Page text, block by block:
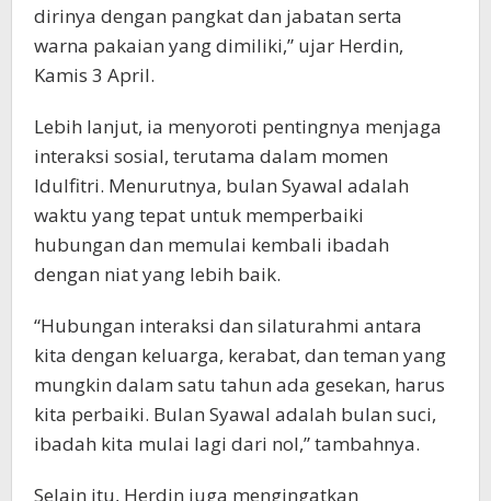
dirinya dengan pangkat dan jabatan serta
warna pakaian yang dimiliki,” ujar Herdin,
Kamis 3 April.
Lebih lanjut, ia menyoroti pentingnya menjaga
interaksi sosial, terutama dalam momen
Idulfitri. Menurutnya, bulan Syawal adalah
waktu yang tepat untuk memperbaiki
hubungan dan memulai kembali ibadah
dengan niat yang lebih baik.
“Hubungan interaksi dan silaturahmi antara
kita dengan keluarga, kerabat, dan teman yang
mungkin dalam satu tahun ada gesekan, harus
kita perbaiki. Bulan Syawal adalah bulan suci,
ibadah kita mulai lagi dari nol,” tambahnya.
Selain itu, Herdin juga mengingatkan